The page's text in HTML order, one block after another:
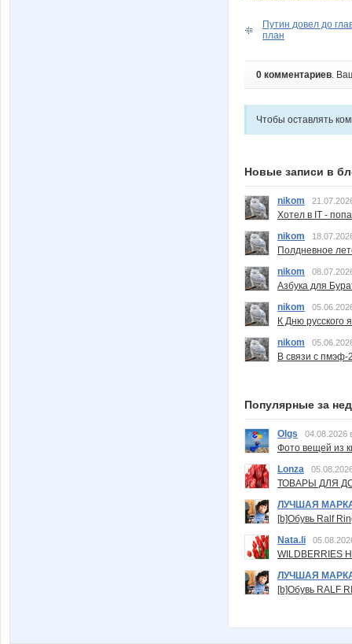
Путин довел до
план
0 комментариев.
Чтобы оставлять
Новые записи в
nikom
Хотел в IT -
nikom
Полдневное
nikom
Азбука для
nikom
К Дню русского
nikom
В связи с пмэф-
Популярные за
Olgs 04.08.2026
Фото вещей из
Lonza
ТОВАРЫ ДЛЯ
ЛУЧШАЯ
[b]Обувь Ralf
Nata.li
ЛУЧШАЯ
[b]Обувь RALF